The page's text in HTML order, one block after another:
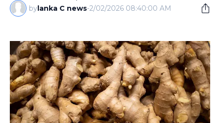
bylanka C news-2/02/2026 08:40:00 AM